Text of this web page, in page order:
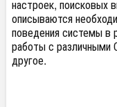
настроек, поисковых
описываются
поведения системы в
работы с
другое.